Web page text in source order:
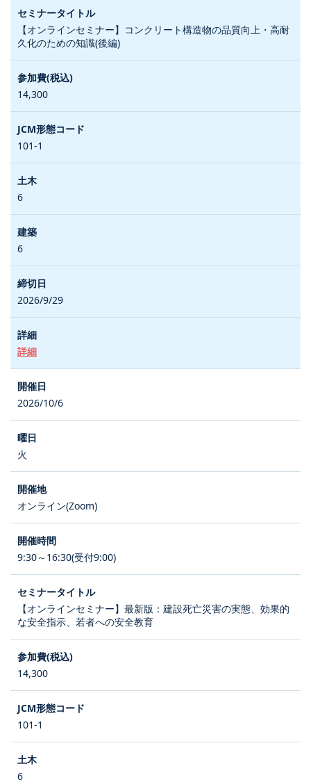
【オンラインセミナー】コンクリート構造物の品質向上・高耐
久化のための知識(後編)
14,300
101-1
6
6
2026/9/29
詳細
2026/10/6
火
オンライン(Zoom)
9:30～16:30(受付9:00)
【オンラインセミナー】最新版：建設死亡災害の実態、効果的
な安全指示、若者への安全教育
14,300
101-1
6